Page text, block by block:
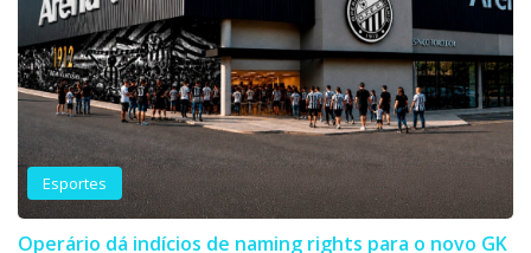
Esportes
Operário dá indícios de naming rights para o novo GK